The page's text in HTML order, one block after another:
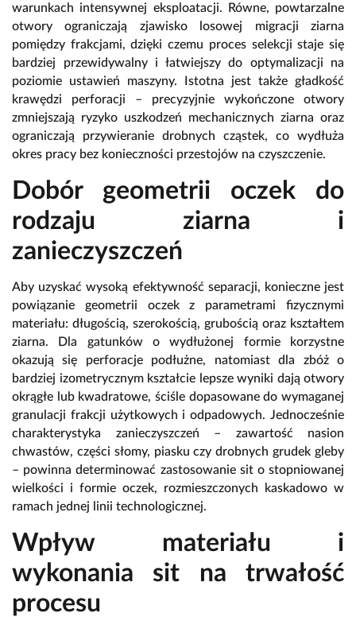
warunkach intensywnej eksploatacji. Równe, powtarzalne
otwory ograniczają zjawisko losowej migracji ziarna
pomiędzy frakcjami, dzięki czemu proces selekcji staje się
bardziej przewidywalny i łatwiejszy do optymalizacji na
poziomie ustawień maszyny. Istotna jest także gładkość
krawędzi perforacji – precyzyjnie wykończone otwory
zmniejszają ryzyko uszkodzeń mechanicznych ziarna oraz
ograniczają przywieranie drobnych cząstek, co wydłuża
okres pracy bez konieczności przestojów na czyszczenie.
Dobór geometrii oczek do
rodzaju ziarna i
zanieczyszczeń
Aby uzyskać wysoką efektywność separacji, konieczne jest
powiązanie geometrii oczek z parametrami fizycznymi
materiału: długością, szerokością, grubością oraz kształtem
ziarna. Dla gatunków o wydłużonej formie korzystne
okazują się perforacje podłużne, natomiast dla zbóż o
bardziej izometrycznym kształcie lepsze wyniki dają otwory
okrągłe lub kwadratowe, ściśle dopasowane do wymaganej
granulacji frakcji użytkowych i odpadowych. Jednocześnie
charakterystyka zanieczyszczeń – zawartość nasion
chwastów, części słomy, piasku czy drobnych grudek gleby
– powinna determinować zastosowanie sit o stopniowanej
wielkości i formie oczek, rozmieszczonych kaskadowo w
ramach jednej linii technologicznej.
Wpływ materiału i
wykonania sit na trwałość
procesu